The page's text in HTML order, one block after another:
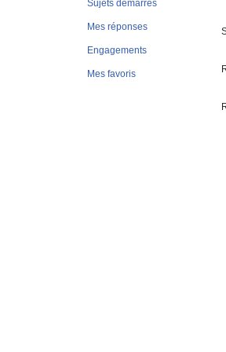
Sujets démarrés
Mes réponses
Engagements
Mes favoris